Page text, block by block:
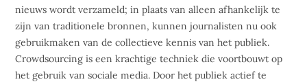
nieuws wordt verzameld; in plaats van alleen afhankelijk te
zijn van traditionele bronnen, kunnen journalisten nu ook
gebruikmaken van de collectieve kennis van het publiek.
Crowdsourcing is een krachtige techniek die voortbouwt op
het gebruik van sociale media. Door het publiek actief te